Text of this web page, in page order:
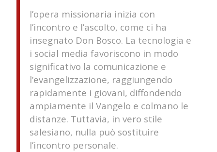
l’opera missionaria inizia con
l’incontro e l’ascolto, come ci ha
insegnato Don Bosco. La tecnologia e
i social media favoriscono in modo
significativo la comunicazione e
l’evangelizzazione, raggiungendo
rapidamente i giovani, diffondendo
ampiamente il Vangelo e colmano le
distanze. Tuttavia, in vero stile
salesiano, nulla può sostituire
l’incontro personale.